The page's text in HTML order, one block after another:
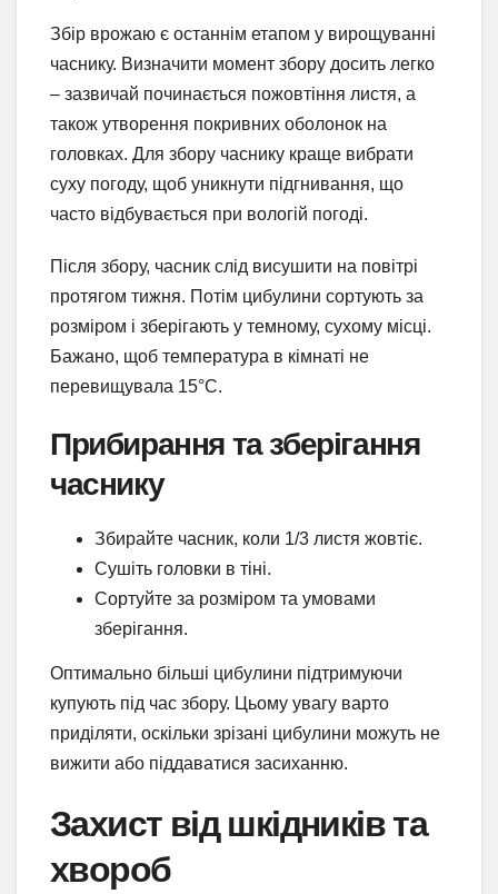
Збір врожаю є останнім етапом у вирощуванні
часнику. Визначити момент збору досить легко
– зазвичай починається пожовтіння листя, а
також утворення покривних оболонок на
головках. Для збору часнику краще вибрати
суху погоду, щоб уникнути підгнивання, що
часто відбувається при вологій погоді.
Після збору, часник слід висушити на повітрі
протягом тижня. Потім цибулини сортують за
розміром і зберігають у темному, сухому місці.
Бажано, щоб температура в кімнаті не
перевищувала 15°C.
Прибирання та зберігання
часнику
Збирайте часник, коли 1/3 листя жовтіє.
Сушіть головки в тіні.
Сортуйте за розміром та умовами
зберігання.
Оптимально більші цибулини підтримуючи
купують під час збору. Цьому увагу варто
приділяти, оскільки зрізані цибулини можуть не
вижити або піддаватися засиханню.
Захист від шкідників та
хвороб